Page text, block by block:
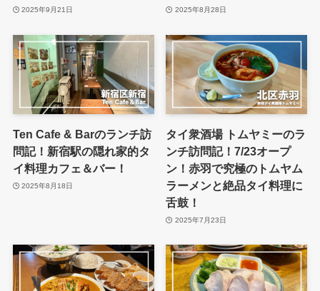
2025年9月21日 2025年8月28日
Ten Cafe & Barのランチ訪
問記！新宿駅の隠れ家的タ
イ料理カフェ＆バー！
2025年8月18日
タイ衆酒場 トムヤミーのラ
ンチ訪問記！7/23オープ
ン！赤羽で究極のトムヤム
ラーメンと絶品タイ料理に
舌鼓！
2025年7月23日